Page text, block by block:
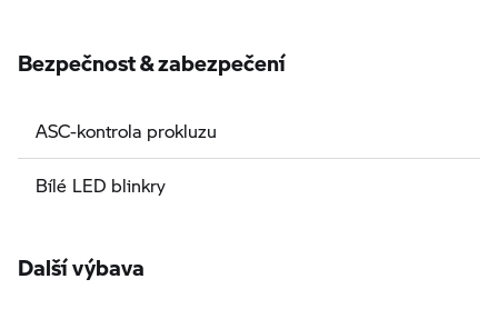
Bezpečnost & zabezpečení
ASC-kontrola prokluzu
Bílé LED blinkry
Další výbava